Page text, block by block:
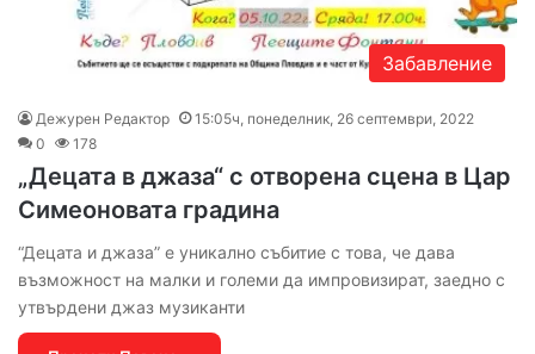
Забавление
Дежурен Редактор
15:05ч, понеделник, 26 септември, 2022
0
178
„Децата в джаза“ с отворена сцена в Цар
Симеоновата градина
“Децата и джаза” е уникално събитие с това, че дава
възможност на малки и големи да импровизират, заедно с
утвърдени джаз музиканти